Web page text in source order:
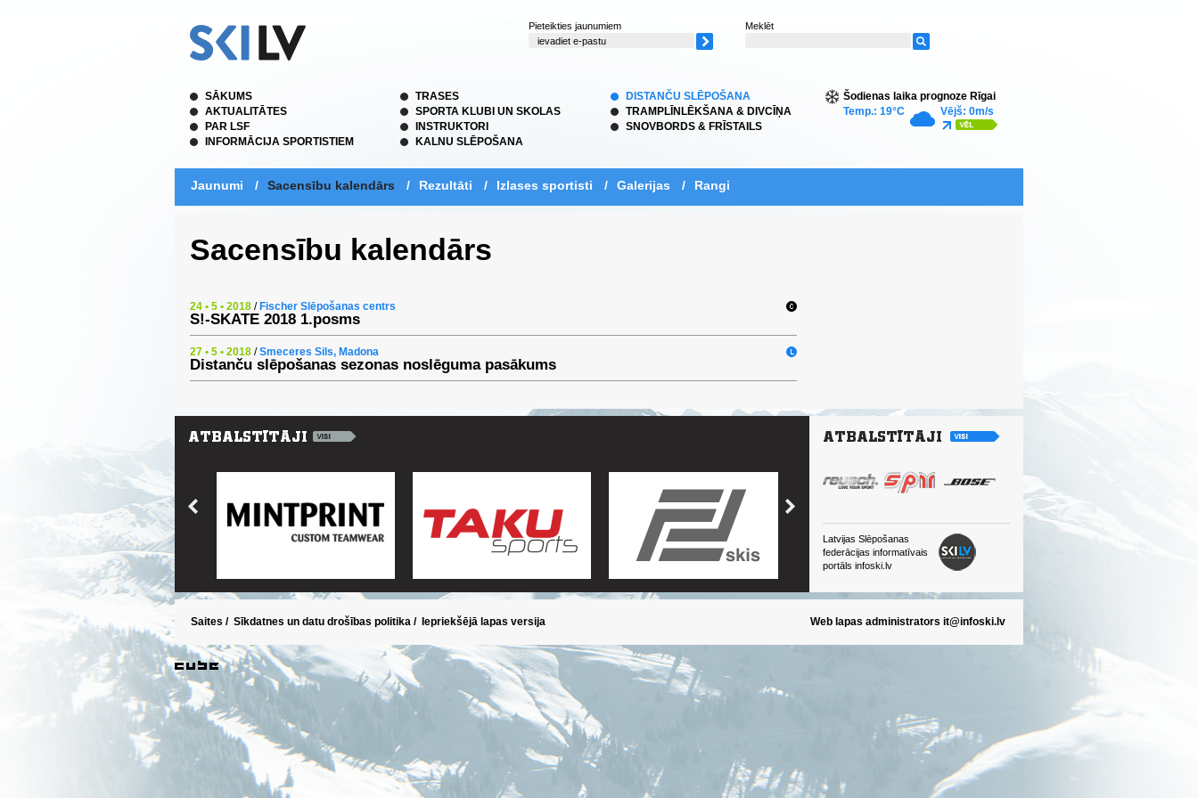
Pieteikties jaunumiem Meklēt
SĀKUMS
AKTUALITĀTES
PAR LSF
INFORMĀCIJA SPORTISTIEM
TRASES
SPORTA KLUBI UN SKOLAS
INSTRUKTORI
KALNU SLĒPOŠANA
DISTANČU SLĒPOŠANA
TRAMPLĪNLĒKŠANA & DIVCĪŅA
SNOVBORDS & FRĪSTAILS
Šodienas laika prognoze Rīgai
Temp.: 19°C
Vējš: 0m/s
Jaunumi / Sacensību kalendārs / Rezultāti / Izlases sportisti / Galerijas / Rangi
Sacensību kalendārs
24 • 5 • 2018 / Fischer Slēpošanas centrs
S!-SKATE 2018 1.posms
27 • 5 • 2018 /Smeceres Sils, Madona
Distanču slēpošanas sezonas noslēguma pasākums
Latvijas Slēpošanas
federācijas informatīvais
portāls infoski.lv
Saites / Sīkdatnes un datu drošības politika / Iepriekšējā lapas versija Web lapas administrators it@infoski.lv